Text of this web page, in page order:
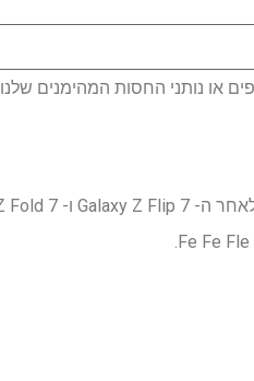
או נותני החסות המהימנים שלנו